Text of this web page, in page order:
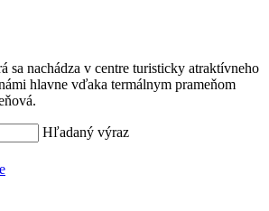
sa nachádza v centre turisticky atraktívneho
hlavne vďaka termálnym prameňom
Hľadaný výraz